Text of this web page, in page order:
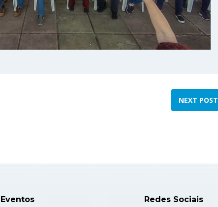
NEXT POST
Eventos
Redes Sociais